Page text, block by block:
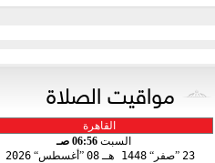
مواقيت الصلاة
السبت 06:56 صـ
23 صفر 1448 هـ 08 أغسطس 2026 م